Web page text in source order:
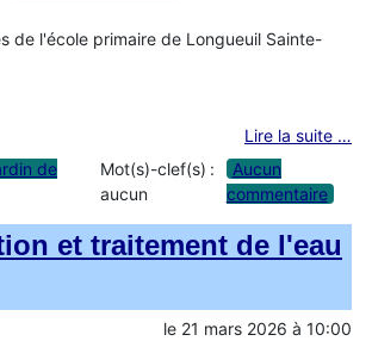
de l'école primaire de Longueuil Sainte-
Lire la suite …
de
Mot(s)-clef(s) :
aucun
Aucun
commentaire
et traitement de l'eau
le 21 mars 2026 à 10:00